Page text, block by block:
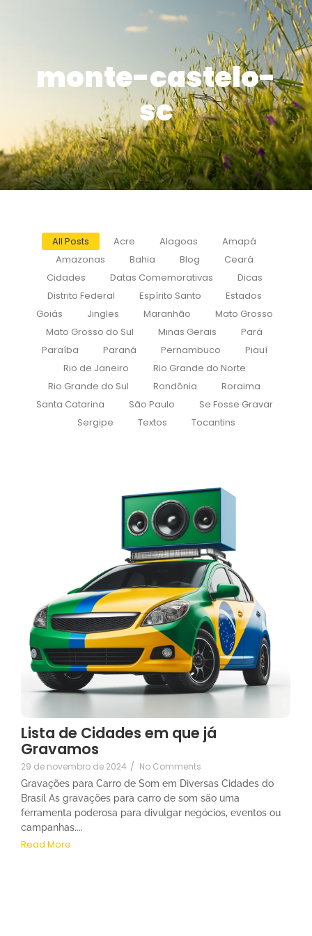
monte-castelo-
sc
All Posts Acre Alagoas
Amapá
Amazonas
Bahia Blog
Ceará
Cidades
Datas Comemorativas
Dicas
Distrito Federal
Espírito Santo
Estados
Goiás
Jingles Maranhão
Mato Grosso
Mato Grosso do Sul
Minas Gerais
Pará
Paraíba
Paraná Pernambuco
Piauí
Rio de Janeiro
Rio Grande do Norte
Rio Grande do Sul
Rondônia
Roraima
Santa Catarina
São Paulo
Se Fosse Gravar
Sergipe
Textos Tocantins
Lista de Cidades em que já
Gravamos
29 de novembro de 2024 / No Comments
Gravações para Carro de Som em Diversas Cidades do
Brasil As gravações para carro de som são uma
ferramenta poderosa para divulgar negócios, eventos ou
campanhas....
Read More